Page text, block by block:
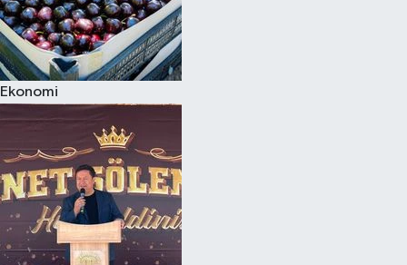
Ekonomi